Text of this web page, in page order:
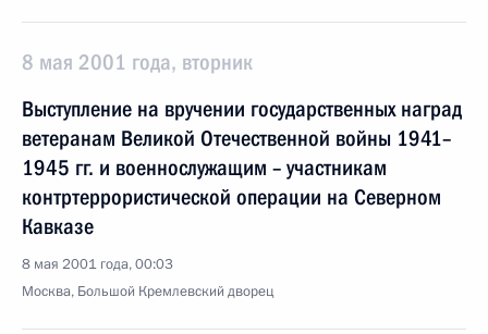
8 мая 2001 года, вторник
Выступление на вручении государственных наград
ветеранам Великой Отечественной войны 1941–
1945 гг. и военнослужащим – участникам
контртеррористической операции на Северном
Кавказе
8 мая 2001 года, 00:03
Москва, Большой Кремлевский дворец